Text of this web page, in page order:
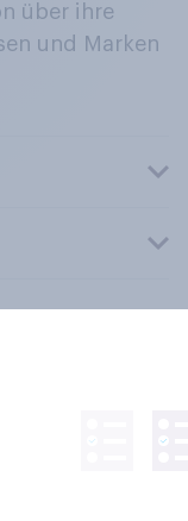
über ihre
und Marken
vorbehalten.